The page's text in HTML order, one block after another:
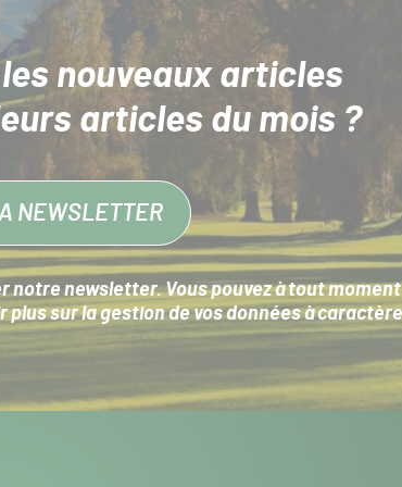
nouveaux articles
articles du mois ?
NEWSLETTER
newsletter. Vous pouvez à tout
plus sur lagestion de vos données à